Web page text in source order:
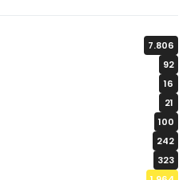
7.806
92
16
21
100
242
323